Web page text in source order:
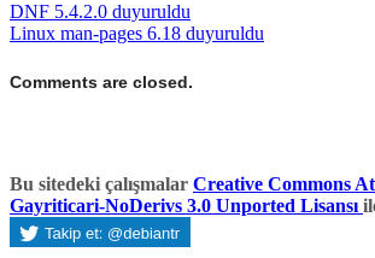
DNF 5.4.2.0 duyuruldu
Linux man-pages 6.18 duyuruldu
Comments are closed.
Bu sitedeki çalışmalar Creative Commons
Gayriticari-NoDerivs 3.0 Unported Lisansı